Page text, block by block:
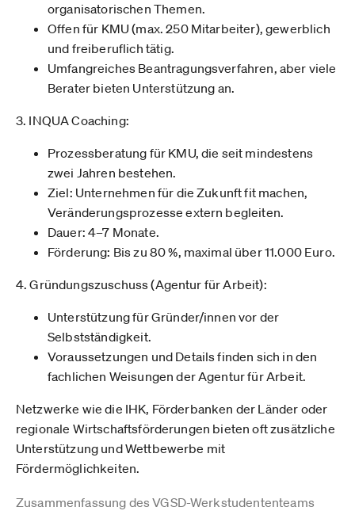
organisatorischen Themen.
Offen für KMU (max. 250 Mitarbeiter), gewerblich
und freiberuflich tätig.
Umfangreiches Beantragungsverfahren, aber viele
Berater bieten Unterstützung an.
3. INQUA Coaching:
Prozessberatung für KMU, die seit mindestens
zwei Jahren bestehen.
Ziel: Unternehmen für die Zukunft fit machen,
Veränderungsprozesse extern begleiten.
Dauer: 4–7 Monate.
Förderung: Bis zu 80 %, maximal über 11.000 Euro.
4. Gründungszuschuss (Agentur für Arbeit):
Unterstützung für Gründer/innen vor der
Selbstständigkeit.
Voraussetzungen und Details finden sich in den
fachlichen Weisungen der Agentur für Arbeit.
Netzwerke wie die IHK, Förderbanken der Länder oder
regionale Wirtschaftsförderungen bieten oft zusätzliche
Unterstützung und Wettbewerbe mit
Fördermöglichkeiten.
Zusammenfassung des VGSD-Werkstudententeams